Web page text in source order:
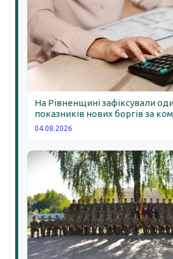
На Рівненщині зафіксували
показників нових боргів за
04.08.2026